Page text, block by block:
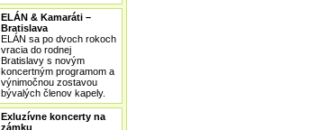
ELÁN & Kamaráti –
Bratislava
ELÁN sa po dvoch rokoch
vracia do rodnej
Bratislavy s novým
koncertným programom a
výnimočnou zostavou
bývalých členov kapely.
Exluzívne koncerty na
zámku